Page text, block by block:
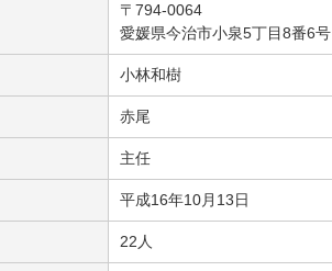
〒794-0064
愛媛県今治市小泉5丁目8番6号
小林和樹
赤尾
主任
平成16年10月13日
22人